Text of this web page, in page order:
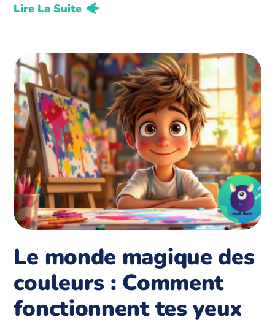
Lire La Suite
Le monde magique des
couleurs : Comment
fonctionnent tes yeux